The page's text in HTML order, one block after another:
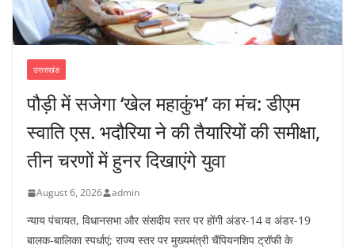
उत्तराखंड
पौड़ी में सजेगा ‘खेल महाकुंभ’ का मंच: डीएम
स्वाति एस. भदौरिया ने की तैयारियों की समीक्षा,
तीन चरणों में हुनर दिखाएंगे युवा
August 6, 2026 admin
न्याय पंचायत, विधानसभा और संसदीय स्तर पर होंगी अंडर-14 व अंडर-19
बालक-बालिका स्पर्धाएं; राज्य स्तर पर मुख्यमंत्री चैंपियनशिप ट्रॉफी के